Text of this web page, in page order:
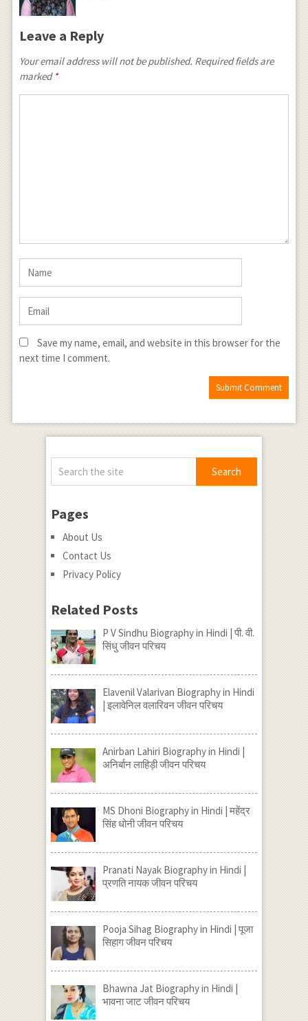
Leave a Reply
Your email address will not be published. Required fields are
marked *
Save my name, email, and website in this browser for the
next time I comment.
Pages
About Us
Contact Us
Privacy Policy
Related Posts
P V Sindhu Biography in Hindi | पी. वी.
सिंधु जीवन परिचय
Elavenil Valarivan Biography in Hindi
| इलावेनिल वलारिवन‌ जीवन परिचय
Anirban Lahiri Biography in Hindi |
अनिर्बान लाहिड़ी जीवन परिचय
MS Dhoni Biography in Hindi | महेंद्र
सिंह धोनी जीवन परिचय
Pranati Nayak Biography in Hindi |
प्रणति नायक जीवन परिचय
Pooja Sihag Biography in Hindi | पूजा
सिहाग जीवन परिचय
Bhawna Jat Biography in Hindi |
भावना जाट जीवन परिचय